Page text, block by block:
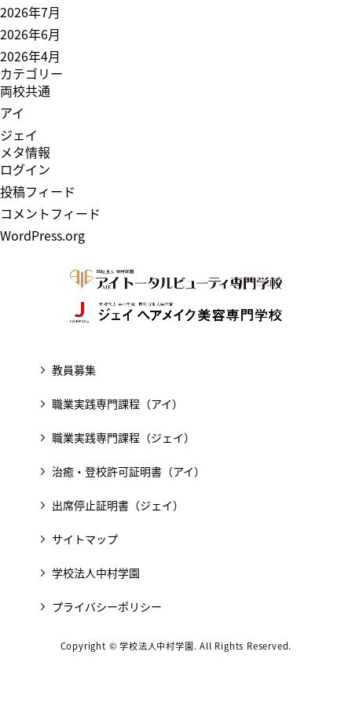
2026年7月
2026年6月
2026年4月
カテゴリー
両校共通
アイ
ジェイ
メタ情報
ログイン
投稿フィード
コメントフィード
WordPress.org
教員募集
職業実践専門課程（アイ）
職業実践専門課程（ジェイ）
治癒・登校許可証明書（アイ）
出席停止証明書（ジェイ）
サイトマップ
学校法人中村学園
プライバシーポリシー
Copyright © 学校法人中村学園. All Rights Reserved.